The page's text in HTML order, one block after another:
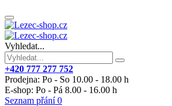
Vyhledat...
+420 777 277 752
Prodejna: Po - So 10.00 - 18.00 h
E-shop: Po - Pá 8.00 - 16.00 h
Seznam přání 0